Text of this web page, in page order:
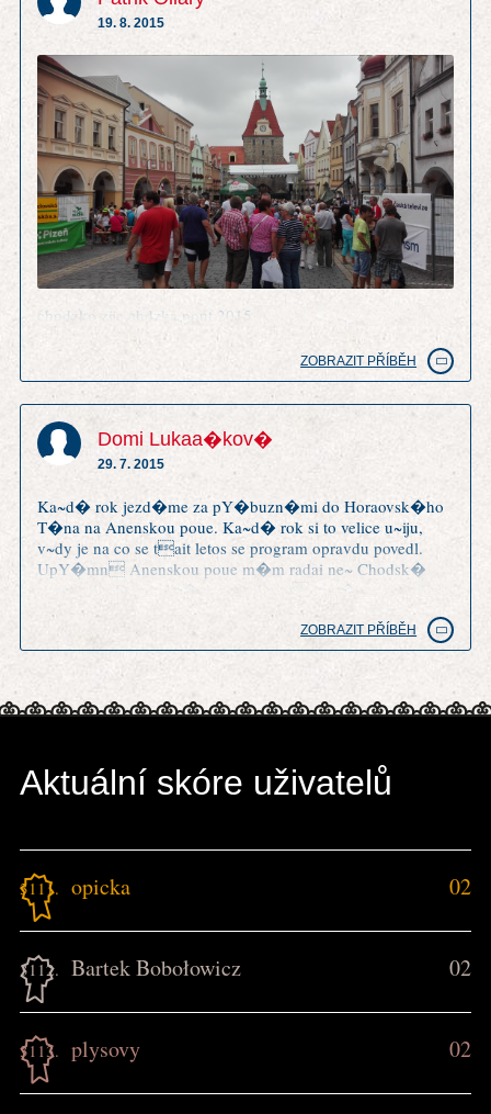
19. 8. 2015
chodzko zije chdzka pout 2015
ZOBRAZIT PŘÍBĚH
Domi Lukaa�kov�
29. 7. 2015
Ka~d� rok jezd�me za pY�buzn�mi do Horaovsk�ho
T�na na Anenskou poue. Ka~d� rok si to velice u~iju,
v~dy je na co se tait letos se program opravdu povedl.
UpY�mn Anenskou poue m�m radai ne~ Chodsk�
slavnosti v Doma~lic�ch a trochu m mrz�, ~e o tradici
Anensk� pouti tu nen� ani zm�Hka.
ZOBRAZIT PŘÍBĚH
Aktuální skóre uživatelů
3111. opicka 02
3112. Bartek Bobołowicz 02
3113. plysovy 02